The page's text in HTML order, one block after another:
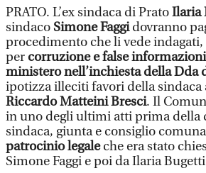
PRATO. L’ex sindaca di PratoIlaria
sindaco Simone Faggidovranno
procedimento che li vede
per corruzione e false
ministero nell’inchiesta della Dda
ipotizza illeciti favori della
Riccardo Matteini Bresci. Il
in uno degli ultimi atti prima della
sindaca, giunta e consiglio
patrocinio legaleche era stato
Simone Faggi e poi da Ilaria